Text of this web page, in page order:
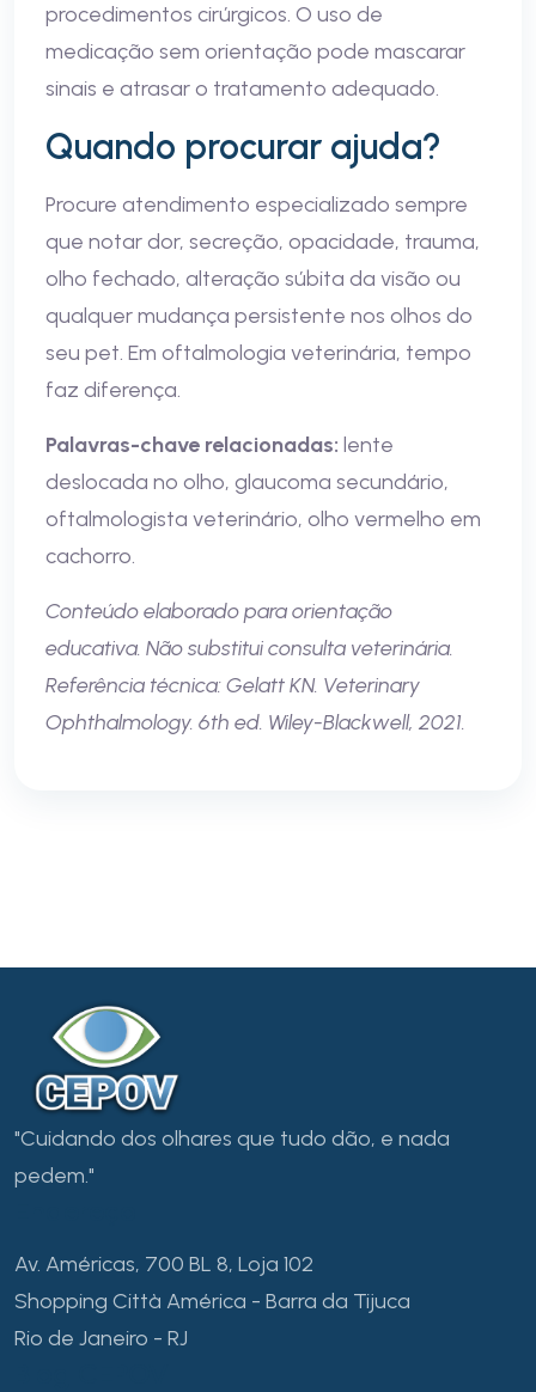
procedimentos cirúrgicos. O uso de
medicação sem orientação pode mascarar
sinais e atrasar o tratamento adequado.
Quando procurar ajuda?
Procure atendimento especializado sempre
que notar dor, secreção, opacidade, trauma,
olho fechado, alteração súbita da visão ou
qualquer mudança persistente nos olhos do
seu pet. Em oftalmologia veterinária, tempo
faz diferença.
Palavras-chave relacionadas: lente
deslocada no olho, glaucoma secundário,
oftalmologista veterinário, olho vermelho em
cachorro.
Conteúdo elaborado para orientação
educativa. Não substitui consulta veterinária.
Referência técnica: Gelatt KN. Veterinary
Ophthalmology. 6th ed. Wiley-Blackwell, 2021.
"Cuidando dos olhares que tudo dão, e nada
pedem."
Av. Américas, 700 BL 8, Loja 102
Shopping Città América - Barra da Tijuca
Rio de Janeiro - RJ